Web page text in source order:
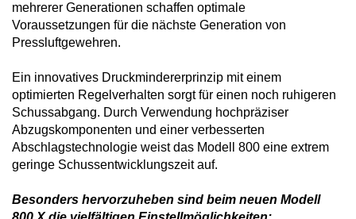
mehrerer Generationen schaffen optimale
Voraussetzungen für die nächste Generation von
Pressluftgewehren.
Ein innovatives Druckmindererprinzip mit einem
optimierten Regelverhalten sorgt für einen noch ruhigeren
Schussabgang. Durch Verwendung hochpräziser
Abzugskomponenten und einer verbesserten
Abschlagstechnologie weist das Modell 800 eine extrem
geringe Schussentwicklungszeit auf.
Besonders hervorzuheben sind beim neuen Modell